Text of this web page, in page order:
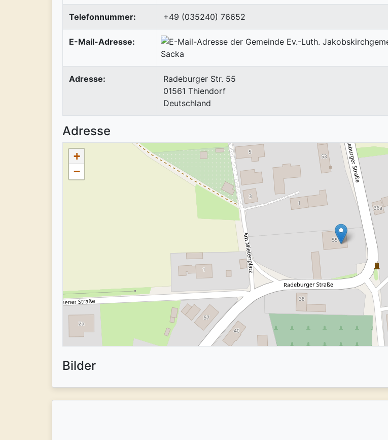
Telefonnummer: +49 (035240) 76652
E-Mail-Adresse:
Adresse:
Radeburger Str. 55
01561 Thiendorf
Deutschland
Adresse
+
−
Bilder